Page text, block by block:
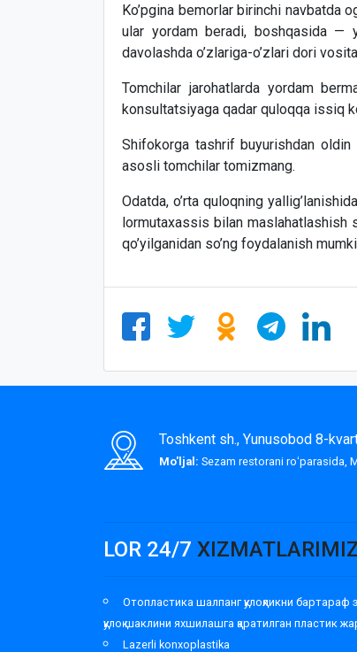
Ko’pgina bemorlar birinchi navbatda
ular yordam beradi, boshqasida —
davolashda o’zlariga-o’zlari dori
Tomchilar jarohatlarda yordam
konsultatsiyaga qadar quloqqa issiq
Shifokorga tashrif buyurishdan
asosli tomchilar tomizmang.
Odatda, o’rta quloqning
lormutaxassis bilan maslahatlashish
qo’yilganidan so’ng foydalanish
Toshkent sh., Yunusobod 8-
Mo'ljal: Sezam restorani roʻparasida,
LOR 24/7
Отопластика шалпанг қулоқликни бартараф
қулоқ шаклини яхшилашга қаратилган пластик
Lazerli konxoplastika